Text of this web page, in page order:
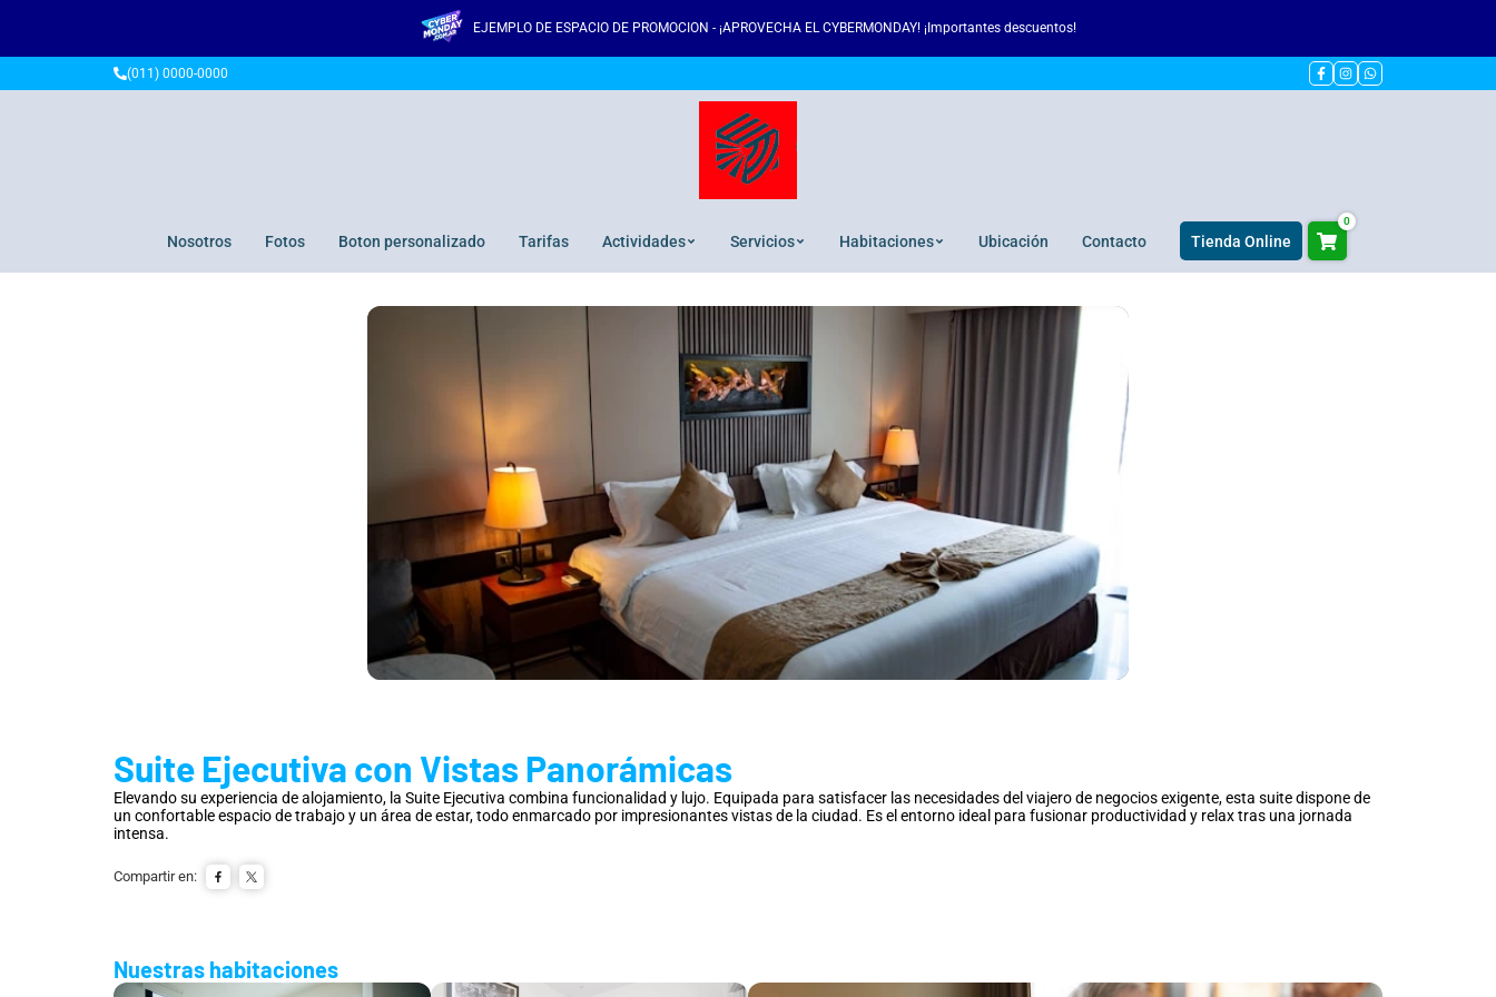
EJEMPLO DE ESPACIO DE PROMOCION - ¡APROVECHA EL CYBERMONDAY! ¡Importantes descuentos!
(011) 0000-0000
Nosotros Fotos Boton personalizado Tarifas Actividades Servicios Habitaciones Ubicación Contacto Tienda Online
0
Suite Ejecutiva con Vistas Panorámicas
Elevando su experiencia de alojamiento, la Suite Ejecutiva combina funcionalidad y lujo. Equipada para satisfacer las necesidades del viajero de negocios exigente, esta suite dispone de
un confortable espacio de trabajo y un área de estar, todo enmarcado por impresionantes vistas de la ciudad. Es el entorno ideal para fusionar productividad y relax tras una jornada
intensa.
Compartir en:
Nuestras habitaciones